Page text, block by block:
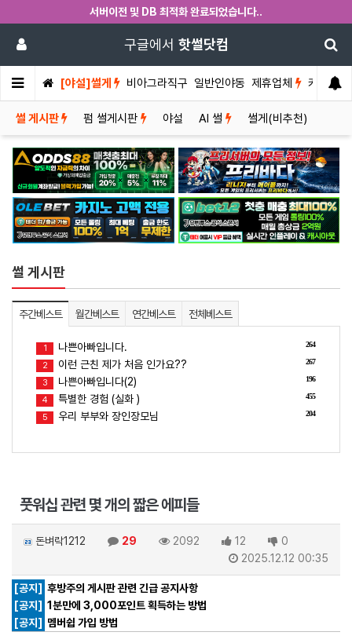
서버이전 및 DB 최적화 완료되었습니다..
구글에서 핫썰닷컴
[야설]썰게 비아그라직구 일반인야동 제휴업체 커뮤니티
썰 게시판 펌 썰게시판 야설 AI 썰 썰게(비추천)
썰 게시판
주간베스트 월간베스트 연간베스트 전체베스트
264
1 나쁜아빠입니다.
267
2 이런 근친 제가 처음 인가요??
196
3 나쁜아빠입니다(2)
455
4 특별한 경험 (실화 )
204
5 우리 부부와 장인장모님
풋워십 관련 몇 개의 짧은 에피들
돈벼락1212 29 2092 12
0
2025.12.12 00:35
[공지] 후방주의 게시판 관련 긴급 공지사항
[공지] 1분만에 3,000포인트 획득하는 방법
[공지]
멤버쉽 가입 방법